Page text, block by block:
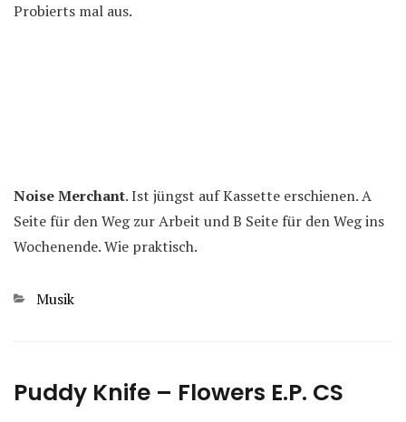
Probierts mal aus.
Noise Merchant. Ist jüngst auf Kassette erschienen. A
Seite für den Weg zur Arbeit und B Seite für den Weg ins
Wochenende. Wie praktisch.
Kategorien
Musik
Puddy Knife – Flowers E.P. CS